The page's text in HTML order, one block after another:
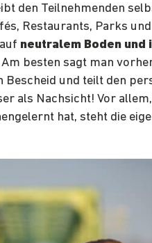
den Teilnehmenden
Restaurants, Parks
neutralem Boden und
besten sagt man
Bescheid und teilt den
als Nachsicht! Vor
hat, steht die